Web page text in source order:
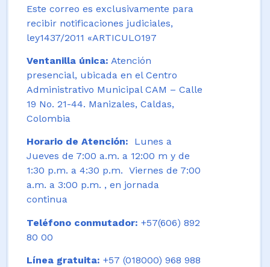
Este correo es exclusivamente para
recibir notificaciones judiciales,
ley1437/2011 «ARTICULO197
Ventanilla única: Atención
presencial, ubicada en el Centro
Administrativo Municipal CAM – Calle
19 No. 21-44. Manizales, Caldas,
Colombia
Horario de Atención:
Lunes a
Jueves de 7:00 a.m. a 12:00 m y de
1:30 p.m. a 4:30 p.m. Viernes de 7:00
a.m. a 3:00 p.m. , en jornada
continua
Teléfono conmutador: +57(606) 892
80 00
Línea gratuita: +57 (018000) 968 988